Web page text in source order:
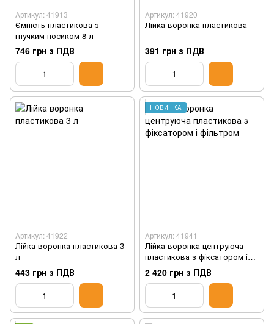
Артикул: 41913
Ємність пластикова з
гнучким носиком 8 л
746 грн з ПДВ
Артикул: 41920
Лійка воронка пластикова
391 грн з ПДВ
Артикул: 41922
Лійка воронка пластикова 3
л
443 грн з ПДВ
НОВИНКА
Артикул: 41941
Лійка-воронка центруюча
пластикова з фіксатором і
фільтром
2 420 грн з ПДВ